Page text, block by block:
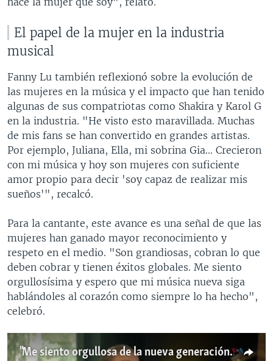
El papel de la mujer en la industria
musical
Fanny Lu también reflexionó sobre la evolución de
las mujeres en la música y el impacto que han tenido
algunas de sus compatriotas como Shakira y Karol G
en la industria. "He visto esto maravillada. Muchas
de mis fans se han convertido en grandes artistas.
Por ejemplo, Juliana, Ella, mi sobrina Gia... Crecieron
con mi música y hoy son mujeres con suficiente
amor propio para decir 'soy capaz de realizar mis
sueños'", recalcó.
Para la cantante, este avance es una señal de que las
mujeres han ganado mayor reconocimiento y
respeto en el medio. "Son grandiosas, cobran lo que
deben cobrar y tienen éxitos globales. Me siento
orgullosísima y espero que mi música nueva siga
hablándoles al corazón como siempre lo ha hecho",
celebró.
"Me siento orgullosa de la nueva generación de artistas colombianas"